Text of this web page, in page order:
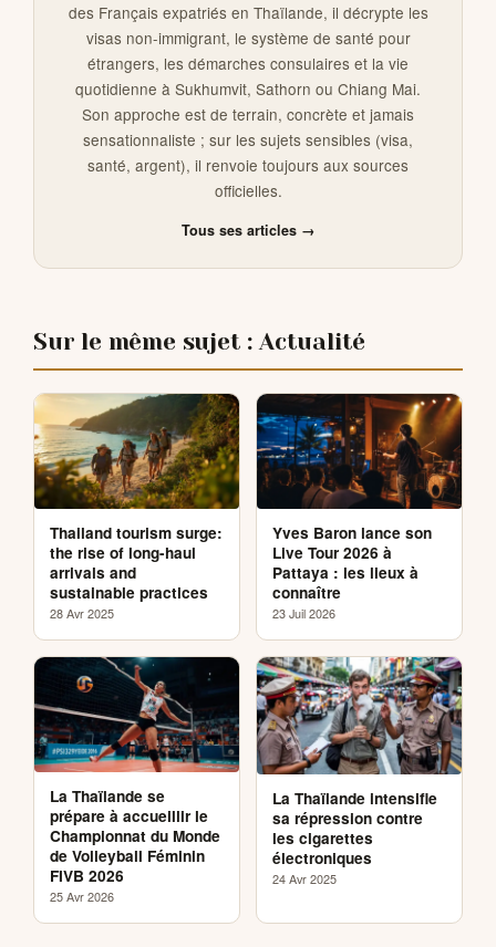
des Français expatriés en Thaïlande, il décrypte les
visas non-immigrant, le système de santé pour
étrangers, les démarches consulaires et la vie
quotidienne à Sukhumvit, Sathorn ou Chiang Mai.
Son approche est de terrain, concrète et jamais
sensationnaliste ; sur les sujets sensibles (visa,
santé, argent), il renvoie toujours aux sources
officielles.
Tous ses articles →
Sur le même sujet : Actualité
Thailand tourism surge:
the rise of long-haul
arrivals and
sustainable practices
28 Avr 2025
Yves Baron lance son
Live Tour 2026 à
Pattaya : les lieux à
connaître
23 Juil 2026
La Thaïlande se
prépare à accueillir le
Championnat du Monde
de Volleyball Féminin
FIVB 2026
25 Avr 2026
La Thaïlande intensifie
sa répression contre
les cigarettes
électroniques
24 Avr 2025